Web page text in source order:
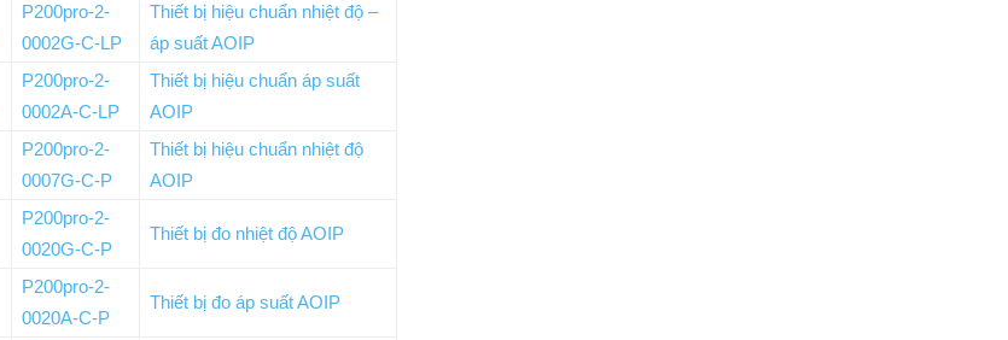
P200pro-2-
0002G-C-LP
Thiết bị hiệu chuẩn nhiệt độ –
áp suất AOIP
P200pro-2-
0002A-C-LP
Thiết bị hiệu chuẩn áp suất
AOIP
P200pro-2-
0007G-C-P
Thiết bị hiệu chuẩn nhiệt độ
AOIP
P200pro-2-
0020G-C-P
Thiết bị đo nhiệt độ AOIP
P200pro-2-
0020A-C-P
Thiết bị đo áp suất AOIP